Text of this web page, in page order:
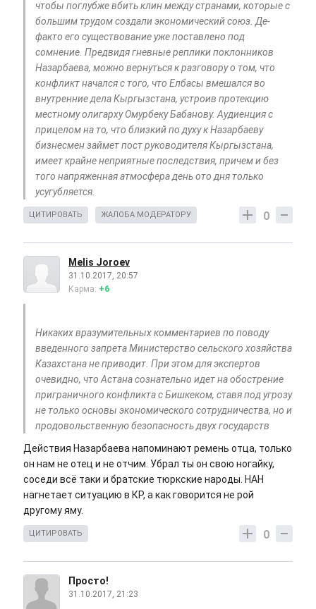
чтобы поглубже вбить клин между странами, которые с
большим трудом создали экономический союз. Де-
факто его существование уже поставлено под
сомнение. Предвидя гневные реплики поклонников
Назарбаева, можно вернуться к разговору о том, что
конфликт начался с того, что Елбасы вмешался во
внутренние дела Кыргызстана, устроив протекцию
местному олигарху Омурбеку Бабанову. Аудиенция с
прицелом на то, что близкий по духу к Назарбаеву
бизнесмен займет пост руководителя Кыргызстана,
имеет крайне неприятные последствия, причем и без
того напряженная атмосфера день ото дня только
усугубляется.
0
ЦИТИРОВАТЬ ЖАЛОБА МОДЕРАТОРУ
Melis Joroev
31.10.2017, 20:57
Карма: +6
Никаких вразумительных комментариев по поводу
введенного запрета Министерство сельского хозяйства
Казахстана не приводит. При этом для экспертов
очевидно, что Астана сознательно идет на обострение
приграничного конфликта с Бишкеком, ставя под угрозу
не только основы экономического сотрудничества, но и
продовольственную безопасность двух государств
Действия Назарбаева напоминают ремень отца, только
он нам не отец и не отчим. Убрал ты он свою ногайку,
соседи всё таки и братские тюркские народы. НАН
нагнетает ситуацию в КР, а как говорится не рой
другому яму.
0
ЦИТИРОВАТЬ
Просто!
31.10.2017, 21:23